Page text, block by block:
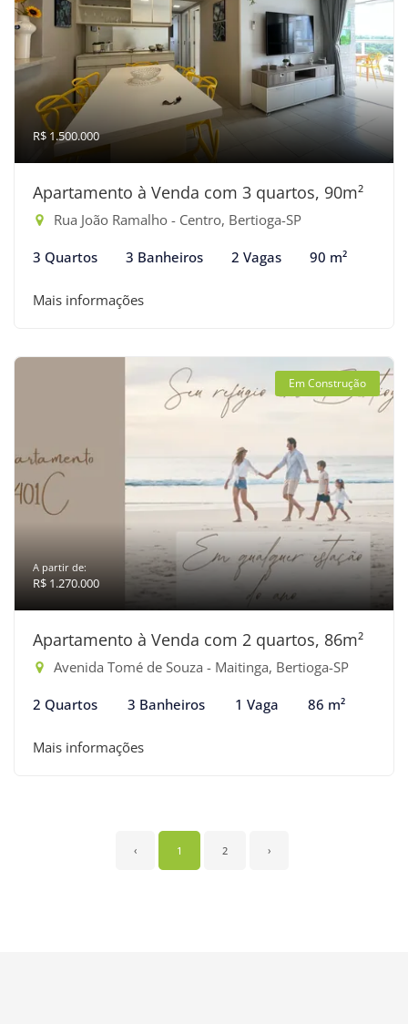
R$ 1.500.000
Apartamento à Venda com 3 quartos, 90m²
Rua João Ramalho - Centro, Bertioga-SP
3 Quartos 3 Banheiros 2 Vagas 90 m²
Mais informações
Em Construção
A partir de:
R$ 1.270.000
Apartamento à Venda com 2 quartos, 86m²
Avenida Tomé de Souza - Maitinga, Bertioga-SP
2 Quartos 3 Banheiros 1 Vaga 86 m²
Mais informações
‹ 1 2 ›